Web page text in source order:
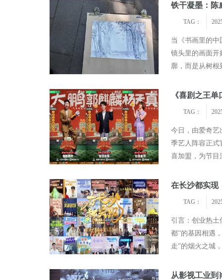
铁干凝墨：陈
TAG：
当《书画里的中
镜头里的画面开
廓，而是从树
《喜剧之王
TAG：
今日，由爱奇艺
季艺人阵容正式
喜加盟，为节目
在长沙都实现
TAG：
引言：创业热土
都”的基因相遇
走”的烟火之城
从影视工业到